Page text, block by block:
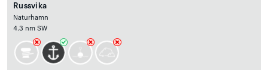
Russvika
Naturhamn
4.3 nm SW